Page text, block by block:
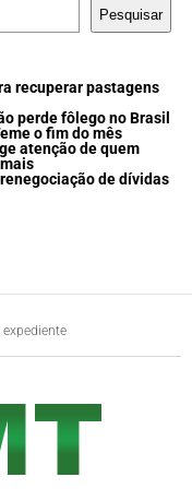
Pesquisar
recuperar pastagens
perde fôlego no Brasil
o fim do mês
atenção de quem
de dívidas
expediente